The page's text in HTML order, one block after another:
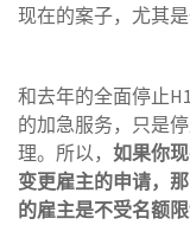
现在的案子，尤其
和去年的全面停止
的加急服务，只是
理。所以， 如果你
变更雇主的申请，
的雇主是不受名额